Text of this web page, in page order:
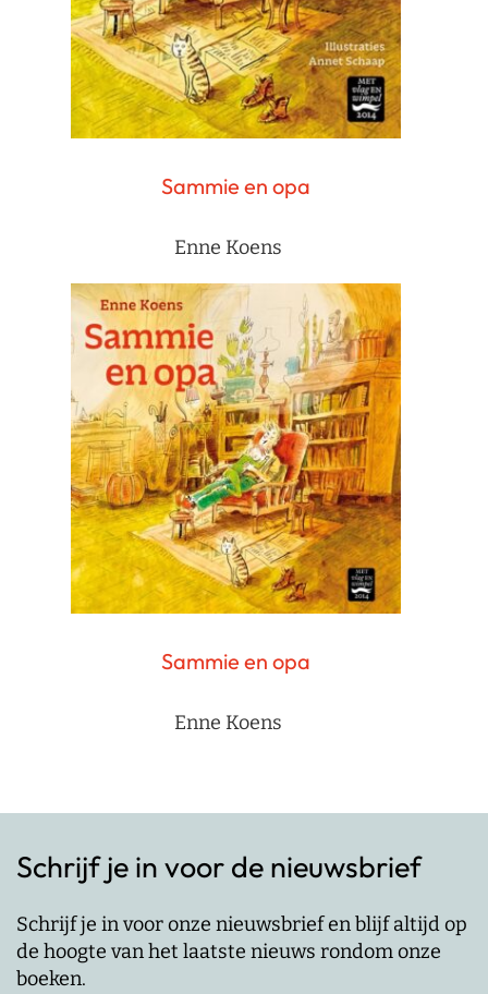
Sammie en opa
Enne Koens
Sammie en opa
Enne Koens
Schrijf je in voor de nieuwsbrief
Schrijf je in voor onze nieuwsbrief en blijf altijd op
de hoogte van het laatste nieuws rondom onze
boeken.